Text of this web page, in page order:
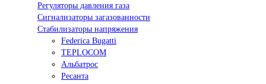
Регуляторы давления газа
Сигнализаторы загазованности
Стабилизаторы напряжения
Federica Bugatti
TEPLOCOM
Альбатрос
Ресанта